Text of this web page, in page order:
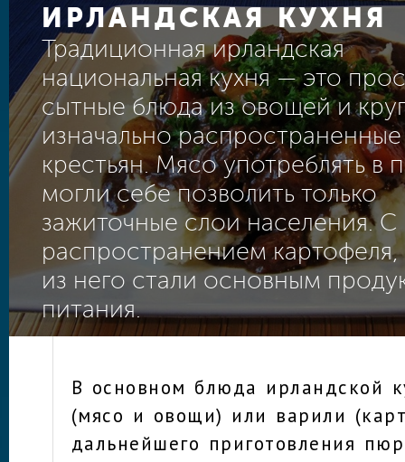
ИРЛАНДСКАЯ КУХНЯ
Традиционная ирландская
национальная кухня — это
сытные блюда из овощей и
изначально
крестьян. Мясо употреблять в
могли себе позволить только
зажиточные слои населения. С
распространением
из него стали основным
питания.
В основном блюда ирландской
(мясо и овощи) или варили
дальнейшего приготовления